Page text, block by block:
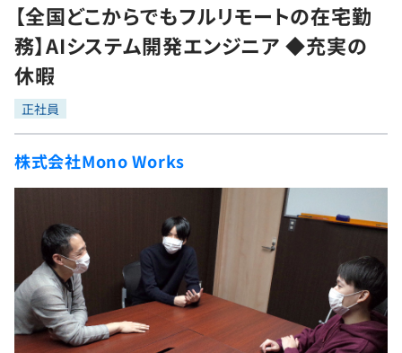
転職成功ガイド
転職エージェント
インタビュー
転職成功ガイド
求人検索
本選考
インターン
新卒エージェント
インタビュー
就活成功ガイド
学習
問題集
4択課題
リファレンス
プラン
個人向けプラン
プログラミング言語
再チャレンジ結果一覧
ゲーム・マンガ
Tech Team Journal
paiza times
note
paizaとは？
【全国どこからでもフルリモートの在宅勤
務】AIシステム開発エンジニア ◆充実の
休暇
正社員
株式会社Mono Works